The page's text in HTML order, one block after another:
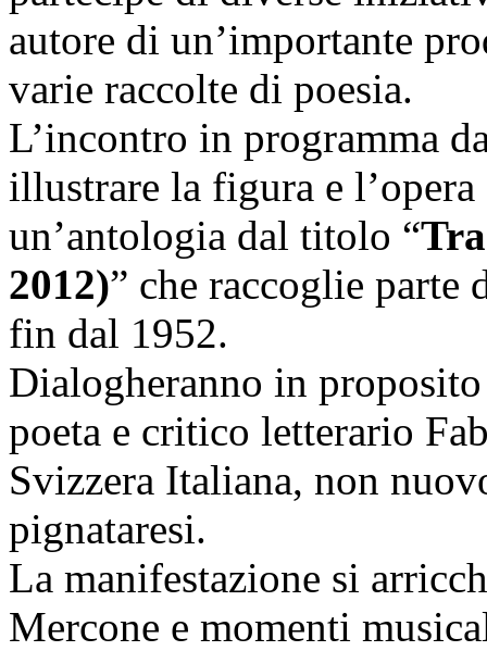
autore di un’importante
varie raccolte di poesia.
L’incontro in programma
illustrare la figura e l’opera
un’antologia dal titolo “
2012)” che raccoglie parte
fin dal 1952.
Dialogheranno in
poeta e critico letterario
Svizzera Italiana, non
pignataresi.
La manifestazione si
Mercone e momenti